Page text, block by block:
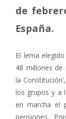
de
España.
El lema
48 millones de
la
los grupos y a
en marcha el
pensiones.